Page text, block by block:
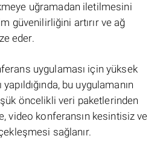
uğramadan iletilmesini
güvenilirliğini artırır ve ağ
eder.
uygulaması için yüksek
bu uygulamanın
öncelikli veri paketlerinden
video konferansın kesintisiz ve
sağlanır.